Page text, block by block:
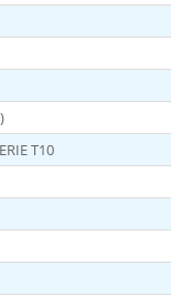
T10